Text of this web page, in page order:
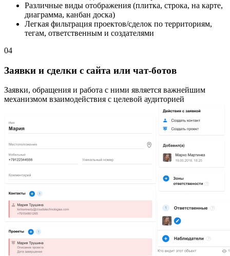
Различные виды отображения (плитка, строка, на карте,
диаграмма, канбан доска)
Легкая фильтрация проектов/сделок по территориям,
тегам, ответственным и создателями
04
Заявки и сделки с сайта или чат-ботов
Заявки, обращения и работа с ними является важнейшим
механизмом взаимодействия с целевой аудиторией